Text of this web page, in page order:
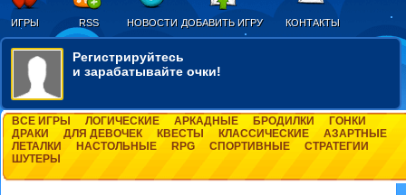
ИГРЫ RSS НОВОСТИ ДОБАВИТЬ ИГРУ КОНТАКТЫ
Регистрируйтесь
и зарабатывайте очки!
ВСЕ ИГРЫ ЛОГИЧЕСКИЕ АРКАДНЫЕ БРОДИЛКИ
ГОНКИ
ДРАКИ
ДЛЯ ДЕВОЧЕК КВЕСТЫ КЛАССИЧЕСКИЕ
АЗАРТНЫЕ
ЛЕТАЛКИ
НАСТОЛЬНЫЕ RPG СПОРТИВНЫЕ
СТРАТЕГИИ
ШУТЕРЫ